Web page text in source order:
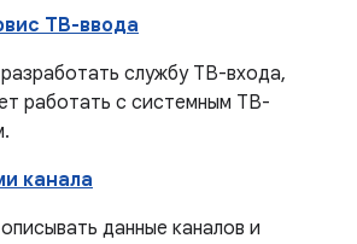
ТВ-ввода
разработать службу ТВ-входа,
работать с системным ТВ-
канала
данные каналов и